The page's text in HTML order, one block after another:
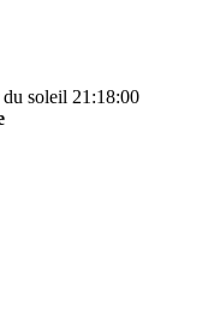
soleil 21:18:00